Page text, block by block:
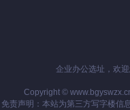
企业办公选址，欢迎
Copyright ©
免责声明：本站为第三方写字楼信